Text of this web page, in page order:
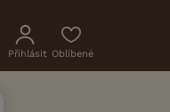
Přihlásit Oblíbené